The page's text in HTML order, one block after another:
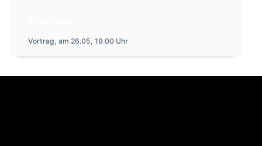
Vortrag, am 26.05, 19.00 Uhr